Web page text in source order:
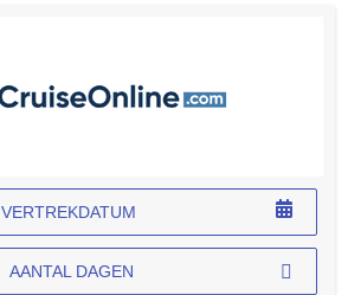
VERTREKDATUM
AANTAL DAGEN